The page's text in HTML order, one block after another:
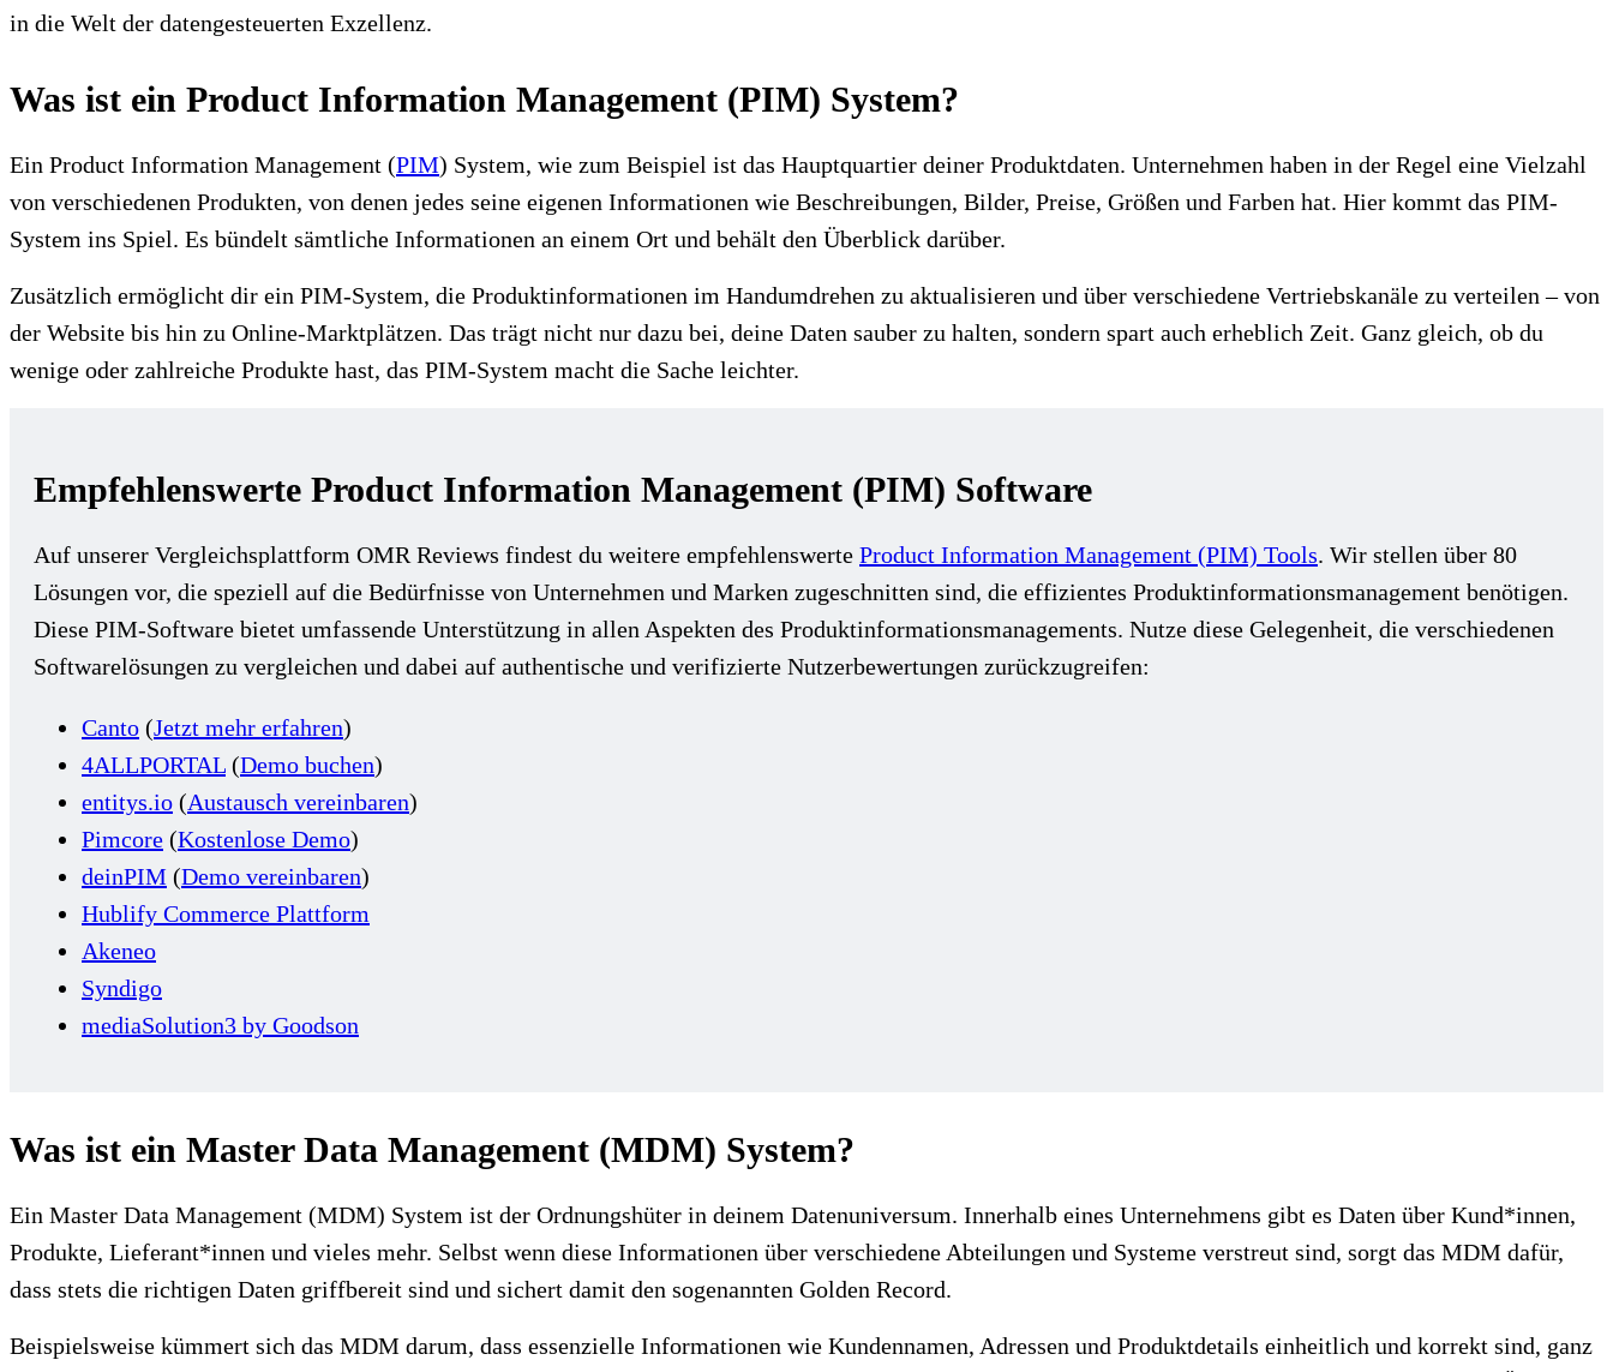
in die Welt der datengesteuerten Exzellenz.
Was ist ein Product Information Management (PIM) System?
Ein Product Information Management (PIM) System, wie zum Beispiel ist das Hauptquartier deiner Produktdaten. Unternehmen haben in der Regel eine Vielzahl
von verschiedenen Produkten, von denen jedes seine eigenen Informationen wie Beschreibungen, Bilder, Preise, Größen und Farben hat. Hier kommt das PIM-
System ins Spiel. Es bündelt sämtliche Informationen an einem Ort und behält den Überblick darüber.
Zusätzlich ermöglicht dir ein PIM-System, die Produktinformationen im Handumdrehen zu aktualisieren und über verschiedene Vertriebskanäle zu verteilen – von
der Website bis hin zu Online-Marktplätzen. Das trägt nicht nur dazu bei, deine Daten sauber zu halten, sondern spart auch erheblich Zeit. Ganz gleich, ob du
wenige oder zahlreiche Produkte hast, das PIM-System macht die Sache leichter.
Empfehlenswerte Product Information Management (PIM) Software
Auf unserer Vergleichsplattform OMR Reviews findest du weitere empfehlenswerte Product Information Management (PIM) Tools. Wir stellen über 80
Lösungen vor, die speziell auf die Bedürfnisse von Unternehmen und Marken zugeschnitten sind, die effizientes Produktinformationsmanagement benötigen.
Diese PIM-Software bietet umfassende Unterstützung in allen Aspekten des Produktinformationsmanagements. Nutze diese Gelegenheit, die verschiedenen
Softwarelösungen zu vergleichen und dabei auf authentische und verifizierte Nutzerbewertungen zurückzugreifen:
Canto (Jetzt mehr erfahren)
4ALLPORTAL (Demo buchen)
entitys.io (Austausch vereinbaren)
Pimcore (Kostenlose Demo)
deinPIM (Demo vereinbaren)
Hublify Commerce Plattform
Akeneo
Syndigo
mediaSolution3 by Goodson
Was ist ein Master Data Management (MDM) System?
Ein Master Data Management (MDM) System ist der Ordnungshüter in deinem Datenuniversum. Innerhalb eines Unternehmens gibt es Daten über Kund*innen,
Produkte, Lieferant*innen und vieles mehr. Selbst wenn diese Informationen über verschiedene Abteilungen und Systeme verstreut sind, sorgt das MDM dafür,
dass stets die richtigen Daten griffbereit sind und sichert damit den sogenannten Golden Record.
Beispielsweise kümmert sich das MDM darum, dass essenzielle Informationen wie Kundennamen, Adressen und Produktdetails einheitlich und korrekt sind, ganz